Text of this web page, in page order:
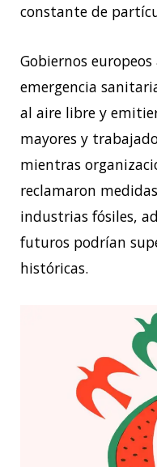
constante de
Gobiernos
emergencia
al aire libre y
mayores y
mientras
reclamaron
industrias fósiles,
futuros podrían
históricas.